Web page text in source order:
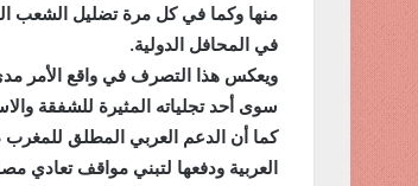
منها وكما في كل مرة تضليل الشعب
في المحافل الدولية.
ويعكس هذا التصرف في واقع الأمر
سوى أحد تجلياته المثيرة للشفقة
كما أن الدعم العربي المطلق للمغرب
العربية ودفعها لتبني مواقف تعادي